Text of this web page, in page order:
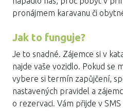
pronájmem karavanu či
Jak to funguje?
Je to snadné. Zájemce si v
najde vaše vozidlo. Pokud se
vybere si termín zapůjčení,
nastavených pravidel a
o rezervaci. Vám přijde v